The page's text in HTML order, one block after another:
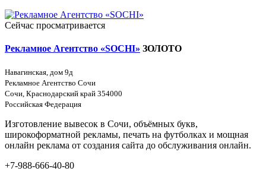
Сейчас просматривается
Рекламное Агентство «SOCHI» ЗОЛОТО
Навагинская, дом 9д
Рекламное Агентство Сочи
Сочи, Краснодарский край 354000
Российская Федерация
Изготовление вывесок в Сочи, объёмных букв,
широкоформатной рекламы, печать на футболках и мощная
онлайн реклама от создания сайта до обслуживания онлайн.
+7-988-666-40-80